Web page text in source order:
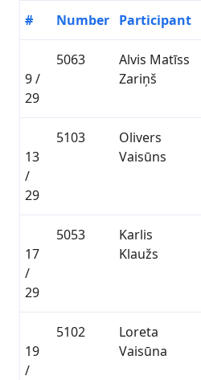
# Number Participant
9 /
29
5063
Alvis Matīss
Zariņš
13
/
29
5103
Olivers
Vaisūns
17
/
29
5053
Karlis
Klaužs
19
/
5102
Loreta
Vaisūna